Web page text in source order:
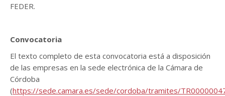
FEDER.
Convocatoria
El texto completo de esta convocatoria está a disposición
de las empresas en la sede electrónica de la Cámara de
Córdoba
(https://sede.camara.es/sede/cordoba/tramites/